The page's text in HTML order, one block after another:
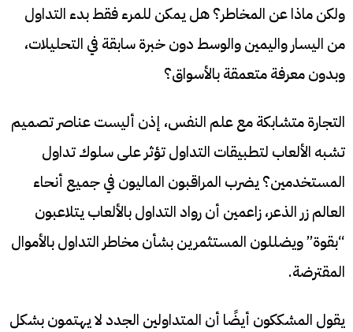
ولكن ماذا عن المخاطر؟ هل يمكن للمرء فقط بدء التداول
من اليسار واليمين والوسط دون خبرة سابقة في التحليلات،
وبدون معرفة متعمقة بالأسواق؟
التجارة متشابكة مع علم النفس، إذن أليست عناصر تصميم
تشبه الألعاب لتطبيقات التداول تؤثر على سلوك تداول
المستخدمين؟ يضرب المراقبون الماليون في جميع أنحاء
العالم زر الذعر، زاعمين أن رواد التداول بالألعاب يتلاعبون
“بقوة” ويضللون المستثمرين بشأن مخاطر التداول بالأموال
المقترضة.
يقول المشككون أيضًا أن المتداولين الجدد لا يهتمون بشكل